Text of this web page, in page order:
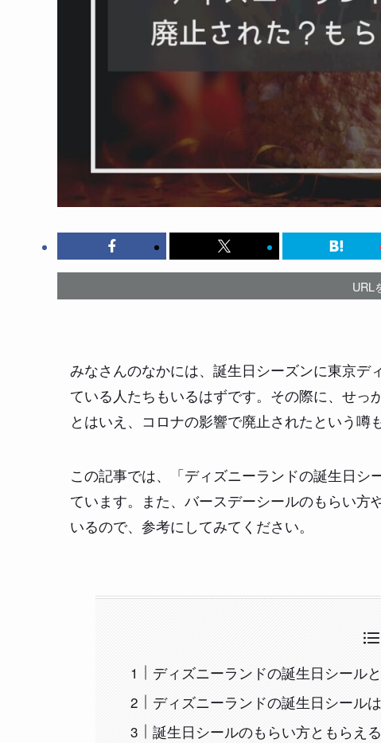
URL
みなさんのなかには、誕生日シーズンに東京デ
ている人たちもいるはずです。その際に、せっ
とはいえ、コロナの影響で廃止されたという噂
この記事では、「ディズニーランドの誕生日
ています。また、バースデーシールのもらい
いるので、参考にしてみてください。
ディズニーランドの誕生日シール
ディズニーランドの誕生日シール
誕生日シールのもらい方ともらえ